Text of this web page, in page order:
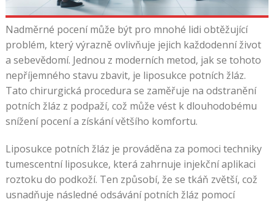
Nadměrné pocení může být pro mnohé lidi obtěžující
problém, který výrazně ovlivňuje jejich každodenní život
a sebevědomí. Jednou z moderních metod, jak se tohoto
nepříjemného stavu zbavit, je liposukce potních žláz.
Tato chirurgická procedura se zaměřuje na odstranění
potních žláz z podpaží, což může vést k dlouhodobému
snížení pocení a získání většího komfortu.
Liposukce potních žláz je prováděna za pomoci techniky
tumescentní liposukce, která zahrnuje injekční aplikaci
roztoku do podkoží. Ten způsobí, že se tkáň zvětší, což
usnadňuje následné odsávání potních žláz pomocí